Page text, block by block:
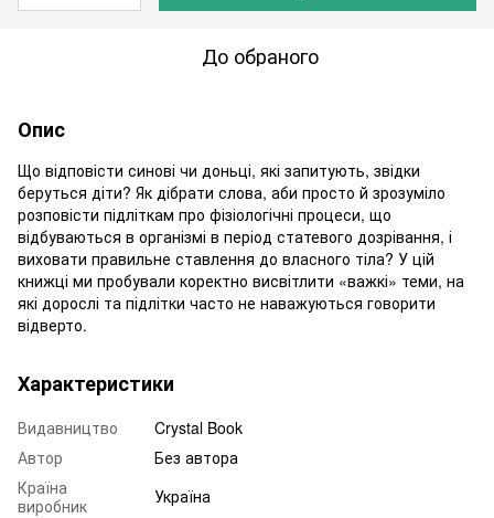
До обраного
Опис
Що відповісти синові чи доньці, які запитують, звідки
беруться діти? Як дібрати слова, аби просто й зрозуміло
розповісти підліткам про фізіологічні процеси, що
відбуваються в організмі в період статевого дозрівання, і
виховати правильне ставлення до власного тіла? У цій
книжці ми пробували коректно висвітлити «важкі» теми, на
які дорослі та підлітки часто не наважуються говорити
відверто.
Характеристики
Видавництво
Crystal Book
Автор
Без автора
Країна
виробник
Україна